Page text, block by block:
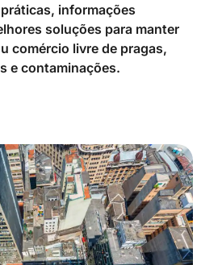
informações
soluções para manter
comércio livre de pragas,
e contaminações.